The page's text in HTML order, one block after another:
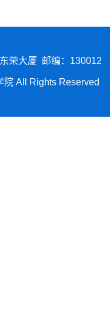
荣大厦 邮编：130012
院 All Rights Reserved